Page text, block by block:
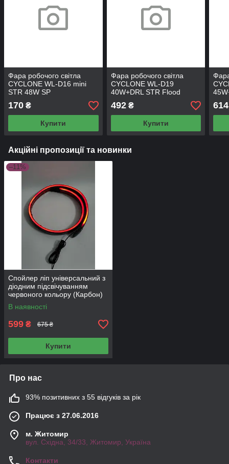
Фара робочого світла
CYCLONE WL-D16 mini
STR 48W SP
170 ₴
Купити
Фара робочого світла
CYCLONE WL-D19
40W+DRL STR Flood
492₴
Купити
614
Акційні пропозиції та новинки
–11%
Спойлер ліп універсальний з
діодним підсвічуванням
червоного кольору (Карбон)
В наявності
599 ₴ 675 ₴
Купити
Про нас
93% позитивних з 55 відгуків за рік
Працює з 27.06.2016
м. Житомир
вул. Східна, 34/33, Житомир, Україна
Контакти